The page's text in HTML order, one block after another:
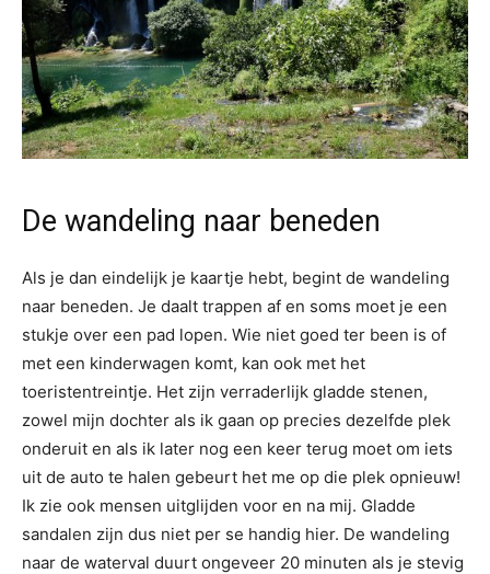
De wandeling naar beneden
Als je dan eindelijk je kaartje hebt, begint de wandeling
naar beneden. Je daalt trappen af en soms moet je een
stukje over een pad lopen. Wie niet goed ter been is of
met een kinderwagen komt, kan ook met het
toeristentreintje. Het zijn verraderlijk gladde stenen,
zowel mijn dochter als ik gaan op precies dezelfde plek
onderuit en als ik later nog een keer terug moet om iets
uit de auto te halen gebeurt het me op die plek opnieuw!
Ik zie ook mensen uitglijden voor en na mij. Gladde
sandalen zijn dus niet per se handig hier. De wandeling
naar de waterval duurt ongeveer 20 minuten als je stevig